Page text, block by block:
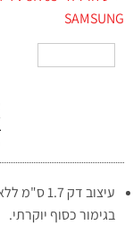
בגימור כסוף יוקרתי.